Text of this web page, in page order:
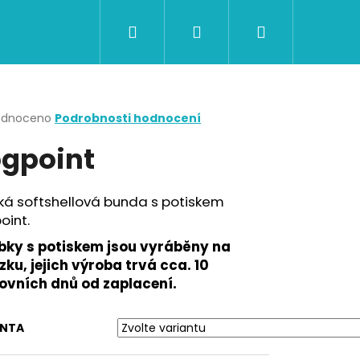
CERTIFIKÁTY A POUKAZY BAZAR
Přihlášení
Podrobnosti hodnocení
softshellová bunda s potiskem
s potiskem jsou vyráběny na
jejich výroba trvá cca. 10
dnů od zaplacení.
Následující